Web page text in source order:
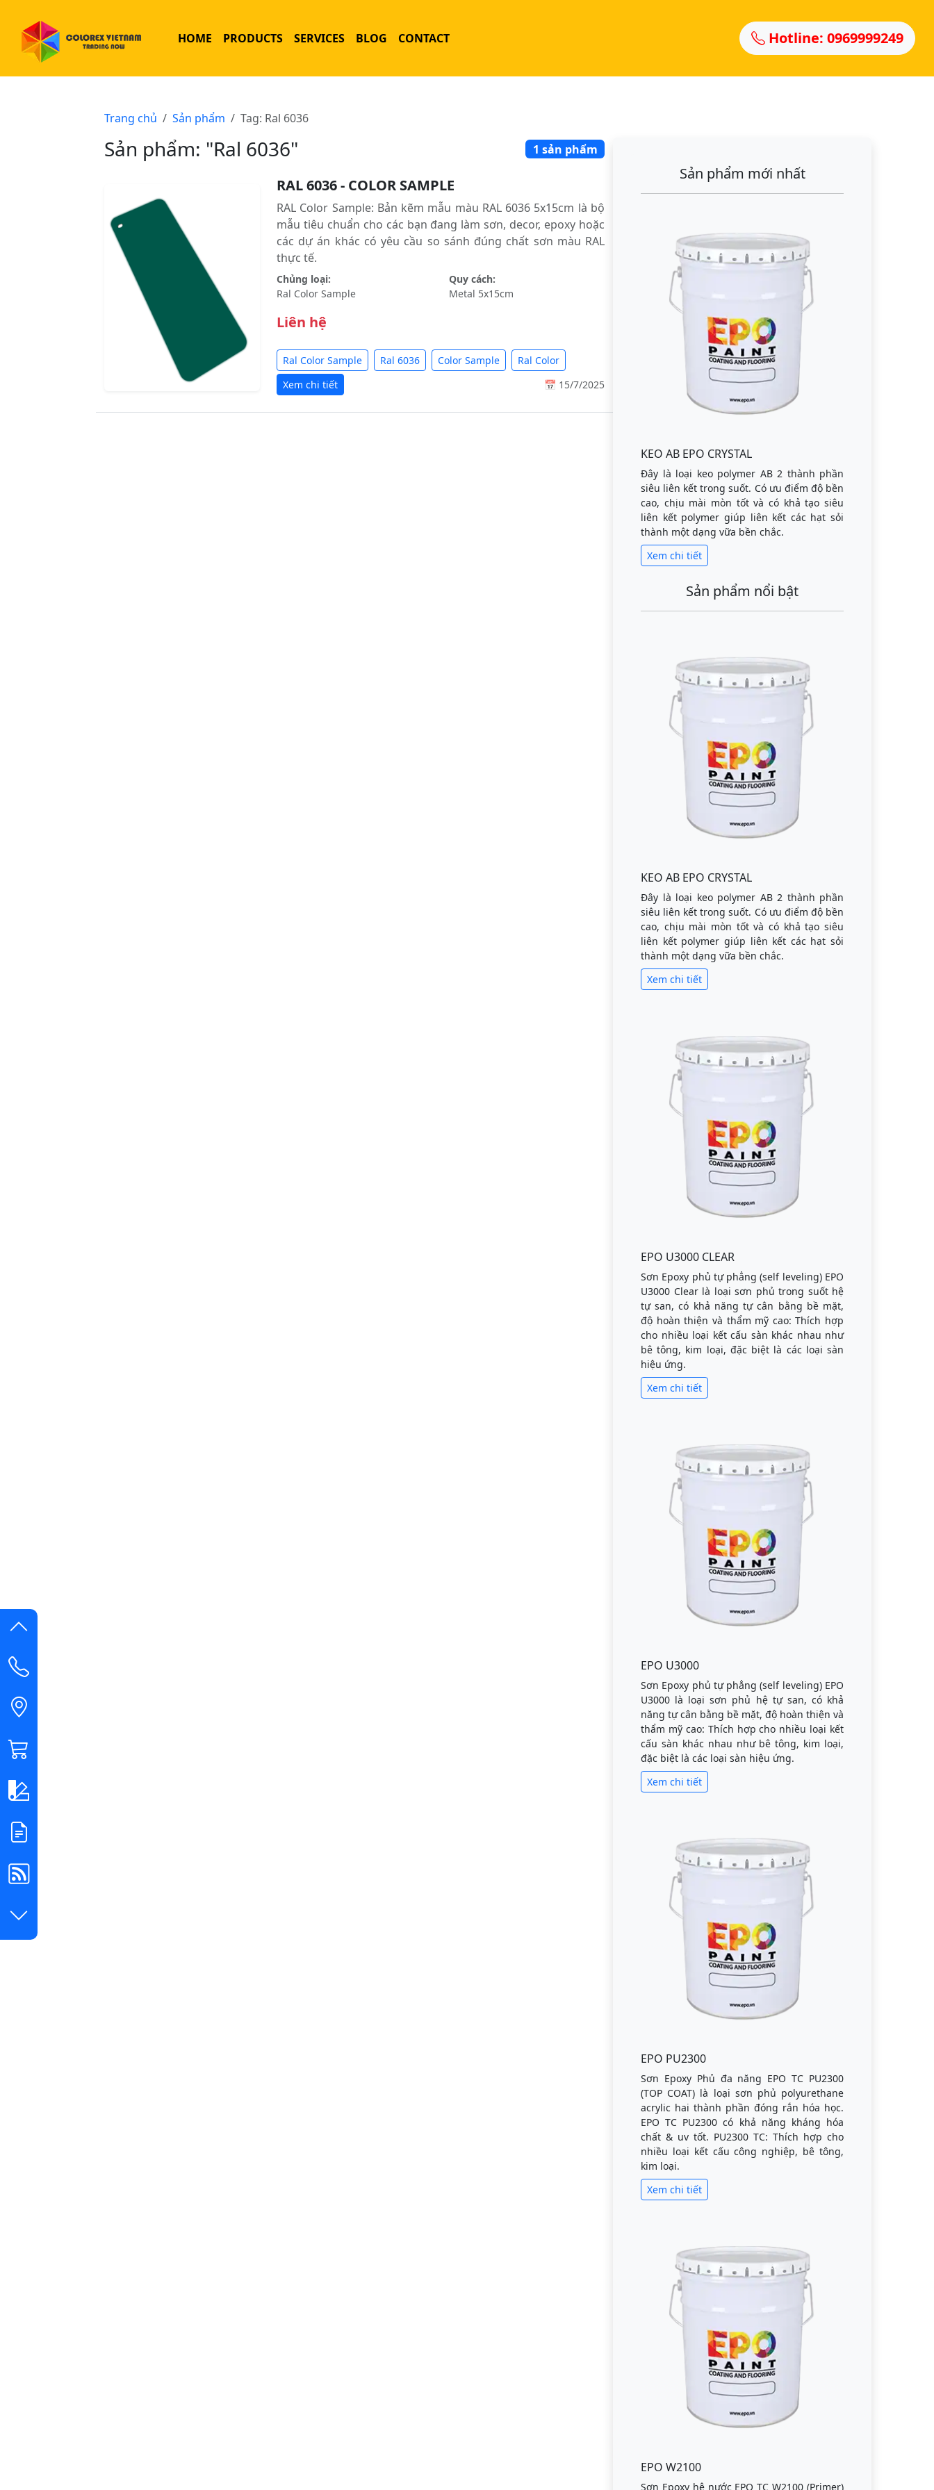
HOME PRODUCTS SERVICES BLOG CONTACT Hotline: 0969999249
Trang chủ Sản phẩm Tag: Ral 6036
Sản phẩm: "Ral 6036" 1 sản phẩm
RAL 6036 - COLOR SAMPLE
RAL Color Sample: Bản kẽm mẫu màu RAL 6036 5x15cm là bộ
mẫu tiêu chuẩn cho các bạn đang làm sơn, decor, epoxy hoặc
các dự án khác có yêu cầu so sánh đúng chất sơn màu RAL
thực tế.
Chủng loại:
Ral Color Sample
Quy cách:
Metal 5x15cm
Liên hệ
Ral Color Sample Ral 6036 Color Sample
Ral Color
Xem chi tiết
📅 15/7/2025
Sản phẩm mới nhất
KEO AB EPO CRYSTAL
Đây là loại keo polymer AB 2 thành phần
siêu liên kết trong suốt. Có ưu điểm độ bền
cao, chịu mài mòn tốt và có khả tạo siêu
liên kết polymer giúp liên kết các hạt sỏi
thành một dạng vữa bền chắc.
Xem chi tiết
Sản phẩm nổi bật
KEO AB EPO CRYSTAL
Đây là loại keo polymer AB 2 thành phần
siêu liên kết trong suốt. Có ưu điểm độ bền
cao, chịu mài mòn tốt và có khả tạo siêu
liên kết polymer giúp liên kết các hạt sỏi
thành một dạng vữa bền chắc.
Xem chi tiết
EPO U3000 CLEAR
Sơn Epoxy phủ tự phẳng (self leveling) EPO
U3000 Clear là loại sơn phủ trong suốt hệ
tự san, có khả năng tự cân bằng bề mặt,
độ hoàn thiện và thẩm mỹ cao: Thích hợp
cho nhiều loại kết cấu sàn khác nhau như
bê tông, kim loại, đặc biệt là các loại sàn
hiệu ứng.
Xem chi tiết
EPO U3000
Sơn Epoxy phủ tự phẳng (self leveling) EPO
U3000 là loại sơn phủ hệ tự san, có khả
năng tự cân bằng bề mặt, độ hoàn thiện và
thẩm mỹ cao: Thích hợp cho nhiều loại kết
cấu sàn khác nhau như bê tông, kim loại,
đặc biệt là các loại sàn hiệu ứng.
Xem chi tiết
EPO PU2300
Sơn Epoxy Phủ đa năng EPO TC PU2300
(TOP COAT) là loại sơn phủ polyurethane
acrylic hai thành phần đóng rắn hóa học.
EPO TC PU2300 có khả năng kháng hóa
chất & uv tốt. PU2300 TC: Thích hợp cho
nhiều loại kết cấu công nghiệp, bê tông,
kim loại.
Xem chi tiết
EPO W2100
Sơn Epoxy hệ nước EPO TC W2100 (Primer)